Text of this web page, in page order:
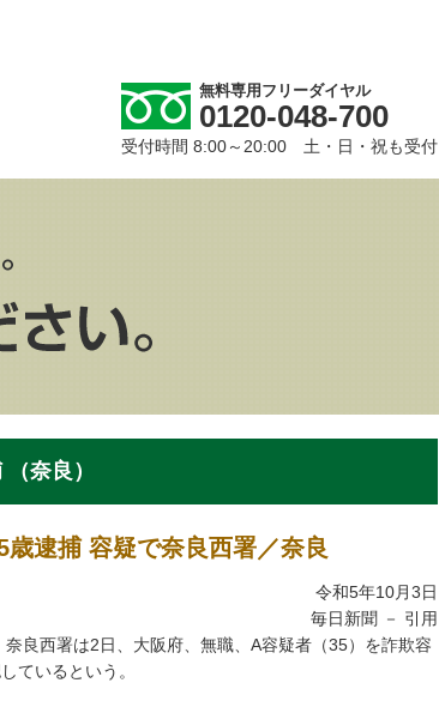
無料専用フリーダイヤル
0120-048-700
受付時間 8:00～20:00 土・日・祝も受付
奈良）
逮捕 容疑で奈良西署／奈良
令和5年10月3日
毎日新聞 － 引用
良西署は2日、大阪府、無職、A容疑者（35）を詐欺容
ているという。